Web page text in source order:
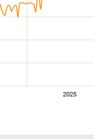
2025